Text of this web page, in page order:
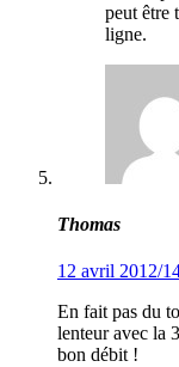
peut être
ligne.
Thomas
12 avril 2012/
En fait pas du
lenteur avec la
bon débit !